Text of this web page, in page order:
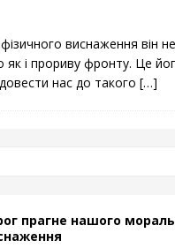
виснаження він
як і прориву фронту. Це
нас до такого […]
прагне нашого